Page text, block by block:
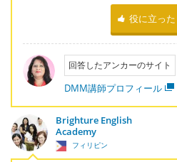
役に立った
回答したアンカーのサイト
DMM講師プロフィール
Brighture English
Academy
フィリピン